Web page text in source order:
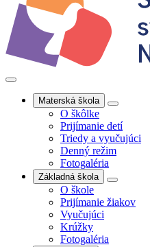
Materská škola
O škôlke
Prijímanie detí
Triedy a vyučujúci
Denný režim
Fotogaléria
Základná škola
O škole
Prijímanie žiakov
Vyučujúci
Krúžky
Fotogaléria